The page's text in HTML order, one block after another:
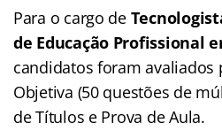
Para o cargo de
de Educação Profissional
candidatos foram avaliados
Objetiva (50 questões de
de Títulos e Prova de Aula.